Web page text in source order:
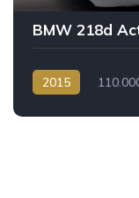
BMW 218d
2015